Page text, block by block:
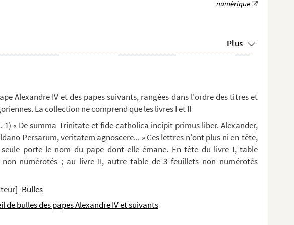
Plus
Alexandre IV et des papes suivants, rangées dans l'ordre des titres et
La collection ne comprend que les livres I et II
1) « De summa Trinitate et fide catholica incipit primus liber. Alexander,
Persarum, veritatem agnoscere... » Ces lettres n'ont plus ni en-tête,
porte le nom du pape dont elle émane. En tête du livre I, table
numérotés ; au livre II, autre table de 3 feuillets non numérotés
Bulles
de bulles des papes Alexandre IV et suivants